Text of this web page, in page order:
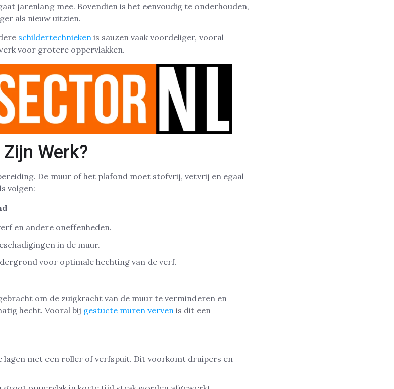
jarenlang mee. Bovendien is het eenvoudig te onderhouden,
als nieuw uitzien.
schildertechnieken is sauzen vaak voordeliger, vooral
voor grotere oppervlakken.
Werk?
De muur of het plafond moet stofvrij, vetvrij en egaal
volgen:
en andere oneffenheden.
in de muur.
voor optimale hechting van de verf.
om de zuigkracht van de muur te verminderen en
hecht. Vooral bij gestucte muren verven is dit een
lagen met een roller of verfspuit. Dit voorkomt druipers en